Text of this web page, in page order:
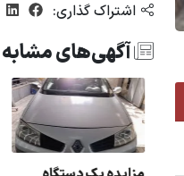
اشتراک گذاری:
آگهی‌های مشابه